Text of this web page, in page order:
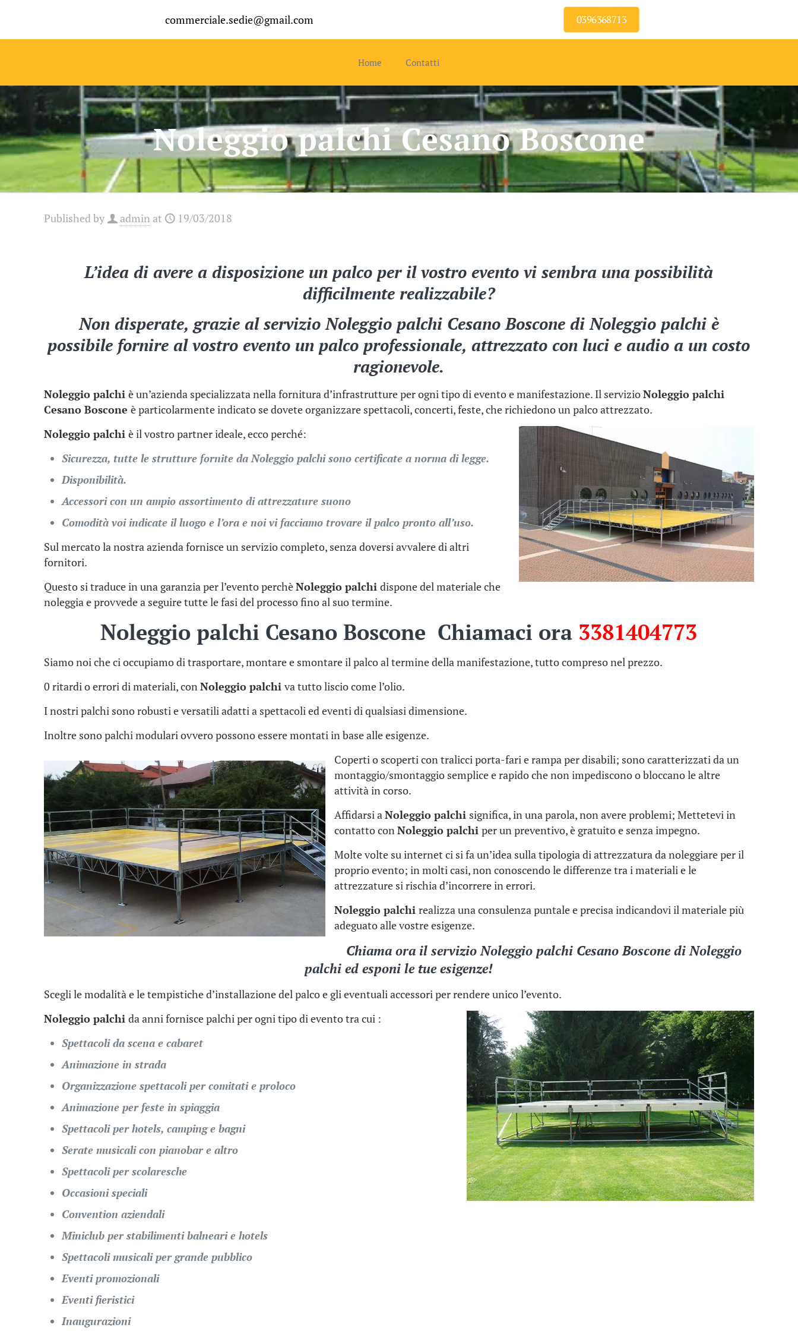
commerciale.sedie@gmail.com 0396368713
Home Contatti
Noleggio palchi Cesano Boscone
Published by admin at 19/03/2018
L’idea di avere a disposizione un palco per il vostro evento vi sembra una possibilità
difficilmente realizzabile?
Non disperate, grazie al servizio Noleggio palchi Cesano Boscone diNoleggio palchi è
possibile fornire al vostro evento un palco professionale, attrezzato con luci e audio a un costo
ragionevole.
Noleggio palchiè un’azienda specializzata nella fornitura d’infrastrutture per ogni tipo di evento e manifestazione. Il servizioNoleggio palchi
Cesano Bosconeè particolarmente indicato se dovete organizzare spettacoli, concerti, feste, che richiedono un palco attrezzato.
Noleggio palchiè il vostro partner ideale, ecco perché:
Sicurezza, tutte le strutture fornite da Noleggio palchi sono certificate a norma di legge.
Disponibilità.
Accessori con un ampio assortimento di attrezzature suono
Comodità voi indicate il luogo e l’ora e noi vi facciamo trovare il palco pronto all’uso.
Sul mercato la nostra azienda fornisce un servizio completo, senza doversi avvalere di altri
fornitori.
Questo si traduce in una garanzia per l’evento perchèNoleggio palchidispone del materiale che
noleggia e provvede a seguire tutte le fasi del processo fino al suo termine.
Noleggio palchi Cesano Boscone Chiamaci ora 3381404773
Siamo noi che ci occupiamo di trasportare, montare e smontare il palco al termine della manifestazione, tutto compreso nel prezzo.
0 ritardi o errori di materiali, conNoleggio palchiva tutto liscio come l’olio.
I nostri palchi sono robusti e versatili adatti a spettacoli ed eventi di qualsiasi dimensione.
Inoltre sono palchi modulari ovvero possono essere montati in base alle esigenze.
Coperti o scoperti con tralicci porta-fari e rampa per disabili; sono caratterizzati da un
montaggio/smontaggio semplice e rapido che non impediscono o bloccano le altre
attività in corso.
Affidarsi aNoleggio palchi significa, in una parola, non avere problemi; Mettetevi in
contatto conNoleggio palchiper un preventivo, è gratuito e senza impegno.
Molte volte su internet ci si fa un’idea sulla tipologia di attrezzatura da noleggiare per il
proprio evento; in molti casi, non conoscendo le differenze tra i materiali e le
attrezzature si rischia d’incorrere in errori.
Noleggio palchirealizza una consulenza puntale e precisa indicandovi il materiale più
adeguato alle vostre esigenze.
Chiama ora il servizioNoleggio palchi Cesano BosconediNoleggio
palchied esponi le tue esigenze!
Scegli le modalità e le tempistiche d’installazione del palco e gli eventuali accessori per rendere unico l’evento.
Noleggio palchida anni fornisce palchi per ogni tipo di evento tra cui :
Spettacoli da scena e cabaret
Animazione in strada
Organizzazione spettacoli per comitati e proloco
Animazione per feste in spiaggia
Spettacoli per hotels, camping e bagni
Serate musicali con pianobar e altro
Spettacoli per scolaresche
Occasioni speciali
Convention aziendali
Miniclub per stabilimenti balneari e hotels
Spettacoli musicali per grande pubblico
Eventi promozionali
Eventi fieristici
Inaugurazioni